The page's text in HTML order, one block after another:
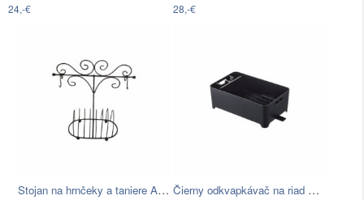
24,-€ 28,-€
Stojan na hrnčeky a taniere Antic Line… Čierny odkvapkávač na riad YAMAZAKI…